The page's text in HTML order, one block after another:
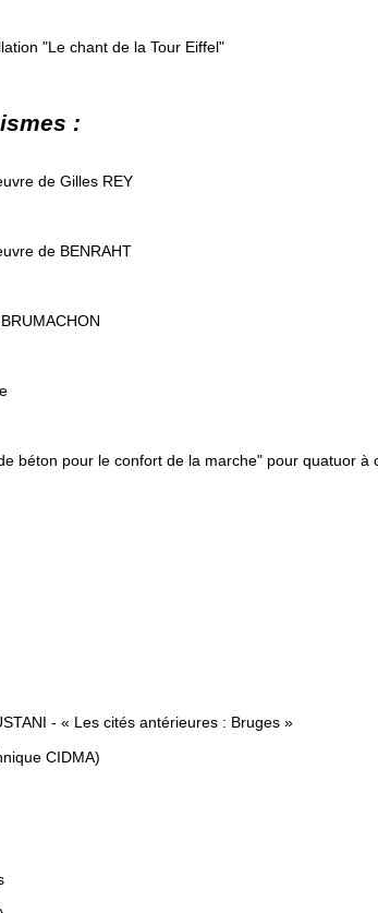
"Le chant de la Tour Eiffel"
:
de Gilles REY
de BENRAHT
béton pour le confort de la marche" pour quatuor à
- « Les cités antérieures : Bruges »
CIDMA)